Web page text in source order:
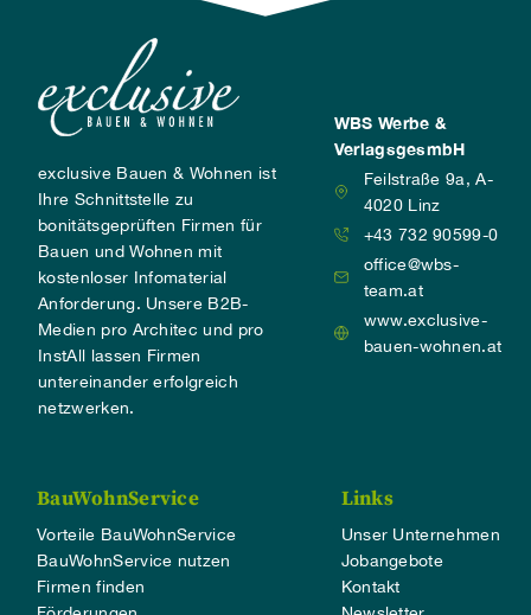
exclusive Bauen & Wohnen ist
Ihre Schnittstelle zu
bonitätsgeprüften Firmen für
Bauen und Wohnen mit
kostenloser Infomaterial
Anforderung. Unsere B2B-
Medien pro Architec und pro
InstAll lassen Firmen
untereinander erfolgreich
netzwerken.
WBS Werbe &
VerlagsgesmbH
Feilstraße 9a, A-
4020 Linz
+43 732 90599-0
office@wbs-
team.at
www.exclusive-
bauen-wohnen.at
BauWohnService
Vorteile BauWohnService
BauWohnService nutzen
Firmen finden
Links
Unser Unternehmen
Jobangebote
Kontakt